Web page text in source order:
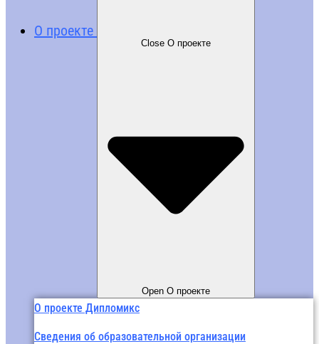
О проекте
Close О проекте
Open О проекте
О проекте Дипломикс
Сведения об образовательной организации